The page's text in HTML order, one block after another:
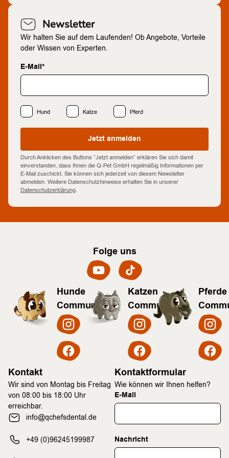
Newsletter
Wir halten Sie auf dem Laufenden! Ob Angebote, Vorteile
oder Wissen von Experten.
E-Mail*
Hund Katze Pferd
Jetzt anmelden
Durch Anklicken des Buttons “Jetzt anmelden” erklären Sie sich damit
einverstanden, dass Ihnen die Q-Pet GmbH regelmäßig Informationen per
E-Mail zuschickt. Sie können sich jederzeit von diesem Newsletter
abmelden. Weitere Datenschutzhinweise erhalten Sie in unserer
Datenschutzerklärung.
Folge uns
Hunde
Community
Katzen
Community
Pferde
Kontakt
Wir sind von Montag bis Freitag
von 08:00 bis 18:00 Uhr
erreichbar.
info@qchefsdental.de
+49 (0)96245199987
Kontaktformular
Wie können wir Ihnen helfen?
E-Mail
Nachricht